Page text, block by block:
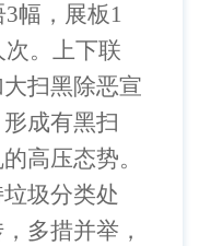
3幅，展板1
次。上下联
扫黑除恶宣
成有黑扫
高压态势。
圾分类处
多措并举，